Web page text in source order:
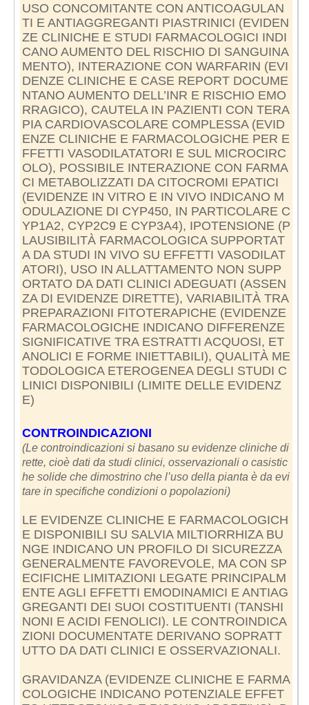
USO CONCOMITANTE CON ANTICOAGULAN
TI E ANTIAGGREGANTI PIASTRINICI (EVIDEN
ZE CLINICHE E STUDI FARMACOLOGICI INDI
CANO AUMENTO DEL RISCHIO DI SANGUINA
MENTO), INTERAZIONE CON WARFARIN (EVI
DENZE CLINICHE E CASE REPORT DOCUME
NTANO AUMENTO DELL’INR E RISCHIO EMO
RRAGICO), CAUTELA IN PAZIENTI CON TERA
PIA CARDIOVASCOLARE COMPLESSA (EVID
ENZE CLINICHE E FARMACOLOGICHE PER E
FFETTI VASODILATATORI E SUL MICROCIRC
OLO), POSSIBILE INTERAZIONE CON FARMA
CI METABOLIZZATI DA CITOCROMI EPATICI
(EVIDENZE IN VITRO E IN VIVO INDICANO M
ODULAZIONE DI CYP450, IN PARTICOLARE C
YP1A2, CYP2C9 E CYP3A4), IPOTENSIONE (P
LAUSIBILITÀ FARMACOLOGICA SUPPORTAT
A DA STUDI IN VIVO SU EFFETTI VASODILAT
ATORI), USO IN ALLATTAMENTO NON SUPP
ORTATO DA DATI CLINICI ADEGUATI (ASSEN
ZA DI EVIDENZE DIRETTE), VARIABILITÀ TRA
PREPARAZIONI FITOTERAPICHE (EVIDENZE
FARMACOLOGICHE INDICANO DIFFERENZE
SIGNIFICATIVE TRA ESTRATTI ACQUOSI, ET
ANOLICI E FORME INIETTABILI), QUALITÀ ME
TODOLOGICA ETEROGENEA DEGLI STUDI C
LINICI DISPONIBILI (LIMITE DELLE EVIDENZ
E)
CONTROINDICAZIONI
(Le controindicazioni si basano su evidenze cliniche di
rette, cioè dati da studi clinici, osservazionali o casistic
he solide che dimostrino che l’uso della pianta è da evi
tare in specifiche condizioni o popolazioni)
LE EVIDENZE CLINICHE E FARMACOLOGICH
E DISPONIBILI SU SALVIA MILTIORRHIZA BU
NGE INDICANO UN PROFILO DI SICUREZZA
GENERALMENTE FAVOREVOLE, MA CON SP
ECIFICHE LIMITAZIONI LEGATE PRINCIPALM
ENTE AGLI EFFETTI EMODINAMICI E ANTIAG
GREGANTI DEI SUOI COSTITUENTI (TANSHI
NONI E ACIDI FENOLICI). LE CONTROINDICA
ZIONI DOCUMENTATE DERIVANO SOPRATT
UTTO DA DATI CLINICI E OSSERVAZIONALI.
GRAVIDANZA (EVIDENZE CLINICHE E FARMA
COLOGICHE INDICANO POTENZIALE EFFET